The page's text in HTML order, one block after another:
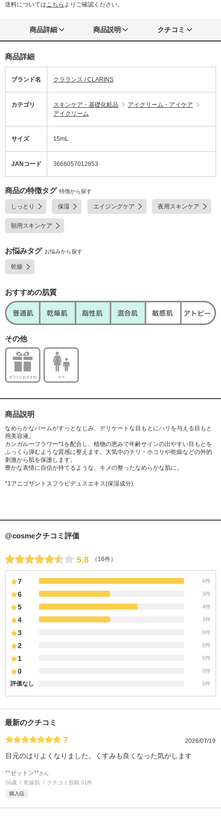
送料についてはこちら よりご確認ください。
商品詳細 商品説明 クチコミ
商品詳細
ブランド名 クラランス / CLARINS
カテゴリ スキンケア・基礎化粧品
アイクリーム・アイケア
アイクリーム
サイズ 15mL
JANコード 3666057012853
商品の特徴タグ 特徴から探す
しっとり 保湿 エイジングケア 夜用スキンケア
朝用スキンケア
お悩みタグ お悩みから探す
乾燥
おすすめの肌質
その他
ギフトにおすすめ ママ
商品説明
なめらかなバームがすっとなじみ、デリケートな目もとにハリを与える目もと
用美容液。
カンガルーフラワー*1を配合し、植物の恵みで年齢サインの出やすい目もとを
ふっくら弾むような質感に整えます。大気中のチリ・ホコリや乾燥などの外的
刺激から肌を保護します。
豊かな表情に自信が持てるような、キメの整ったなめらかな肌に。
*1アニゴザントスフラビデュスエキス(保湿成分)
@cosmeクチコミ評価
5.8 （16件）
7 6件
6 3件
5 4件
4 3件
3 0件
2 0件
1 0件
0 0件
評価なし 0件
最新のクチコミ
7 2026/07/19
目元のはりよくなりました。くすみも良くなった気がします
**ゼットン**さん
56歳 乾燥肌 クチコミ投稿 51件
購入品